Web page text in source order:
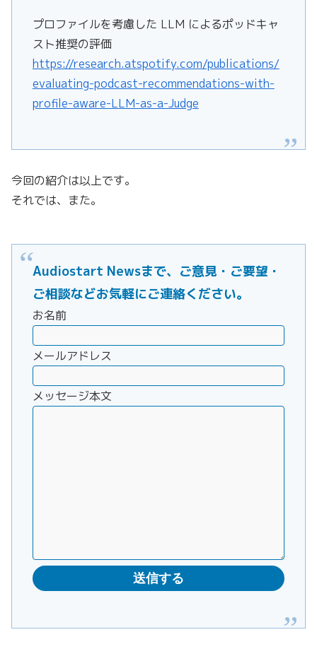
プロファイルを考慮した LLM によるポッドキャ
スト推奨の評価
https://research.atspotify.com/publications/
evaluating-podcast-recommendations-with-
profile-aware-LLM-as-a-Judge
今回の紹介は以上です。
それでは、また。
Audiostart Newsまで、ご意見・ご要望・
ご相談などお気軽にご連絡ください。
お名前
メールアドレス
メッセージ本文